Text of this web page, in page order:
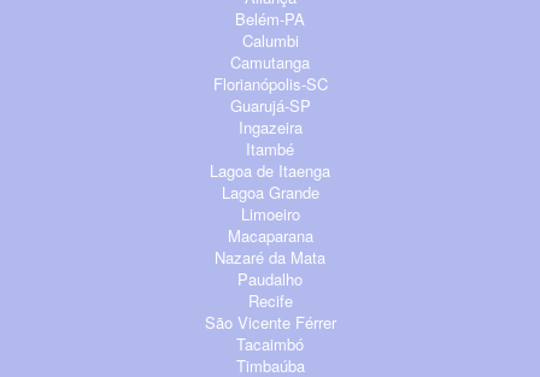
Belém-PA
Calumbi
Camutanga
Florianópolis-SC
Guarujá-SP
Ingazeira
Itambé
Lagoa de Itaenga
Lagoa Grande
Limoeiro
Macaparana
Nazaré da Mata
Paudalho
Recife
São Vicente Férrer
Tacaimbó
Timbaúba